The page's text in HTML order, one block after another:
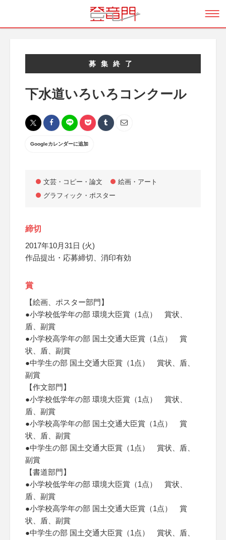
募集終了
下水道いろいろコンクール
Googleカレンダーに追加
文芸・コピー・論文
絵画・アート
グラフィック・ポスター
締切
2017年10月31日 (火)
作品提出・応募締切、消印有効
賞
【絵画、ポスター部門】
●小学校低学年の部 環境大臣賞（1点） 賞状、
盾、副賞
●小学校高学年の部 国土交通大臣賞（1点） 賞
状、盾、副賞
●中学生の部 国土交通大臣賞（1点） 賞状、盾、
副賞
【作文部門】
●小学校低学年の部 環境大臣賞（1点） 賞状、
盾、副賞
●小学校高学年の部 国土交通大臣賞（1点） 賞
状、盾、副賞
●中学生の部 国土交通大臣賞（1点） 賞状、盾、
副賞
【書道部門】
●小学校低学年の部 環境大臣賞（1点） 賞状、
盾、副賞
●小学校高学年の部 国土交通大臣賞（1点） 賞
状、盾、副賞
●中学生の部 国土交通大臣賞（1点） 賞状、盾、